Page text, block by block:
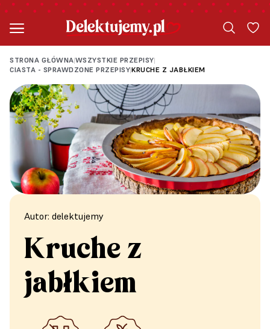
STRONA GŁÓWNA|WSZYSTKIE PRZEPISY|
CIASTA - SPRAWDZONE PRZEPISY|KRUCHE Z JABŁKIEM
Autor: delektujemy
Kruche z
jabłkiem